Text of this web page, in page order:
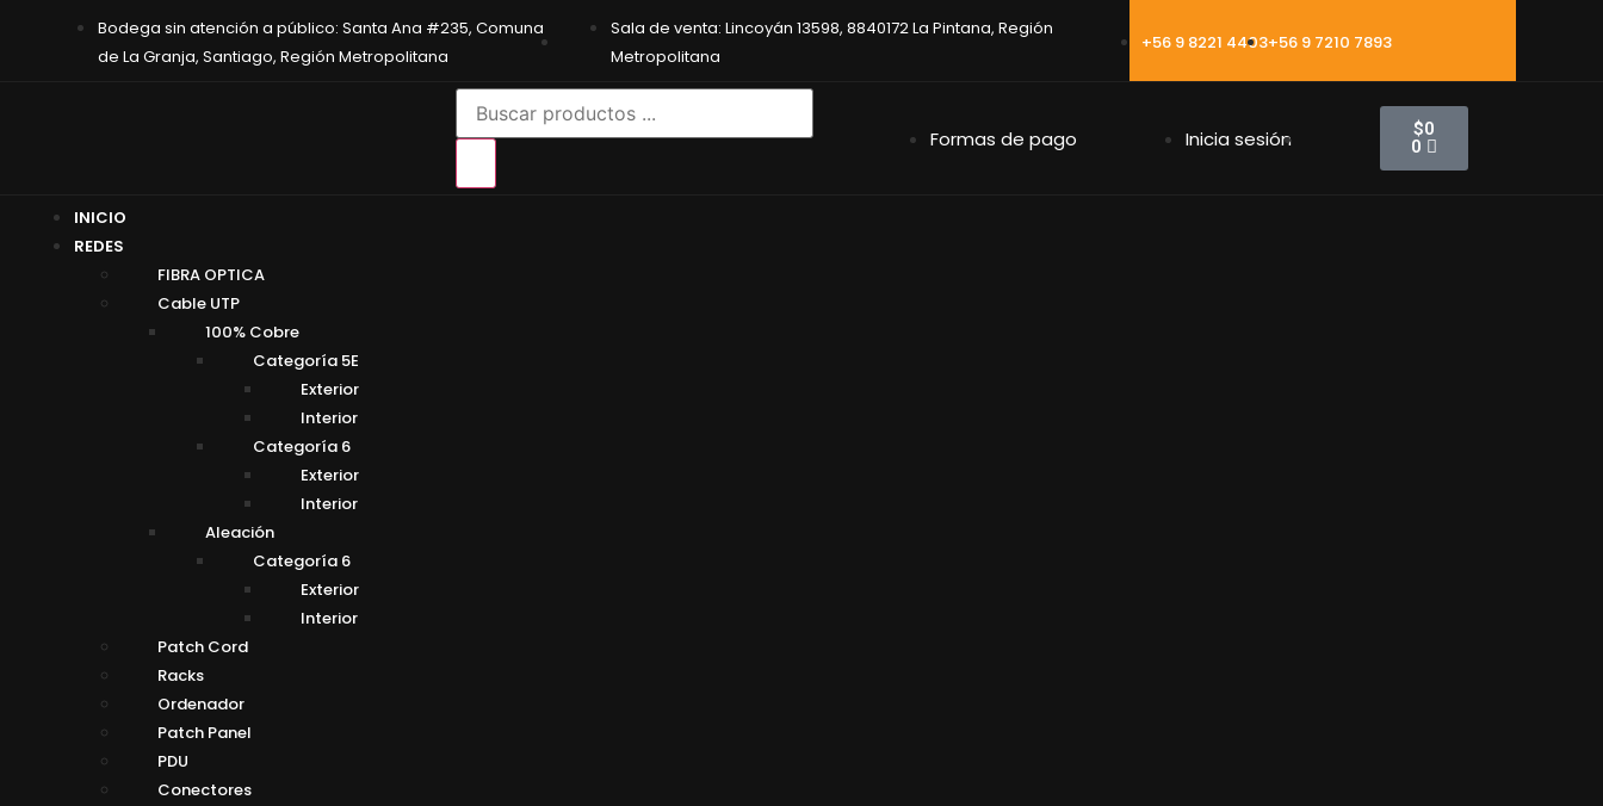
Bodega sin atención a público: Santa Ana #235, Comuna
de La Granja, Santiago, Región Metropolitana
Sala de venta: Lincoyán 13598, 8840172 La Pintana, Región
Metropolitana
+56 9 8221 4403+56 9 7210 7893
Formas de pago Inicia sesión $0
0
INICIO
REDES
FIBRA OPTICA
Cable UTP
100% Cobre
Categoría 5E
Exterior
Interior
Categoría 6
Exterior
Interior
Aleación
Categoría 6
Exterior
Interior
Patch Cord
Racks
Ordenador
Patch Panel
PDU
Conectores